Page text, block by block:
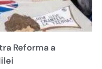
Reforma a